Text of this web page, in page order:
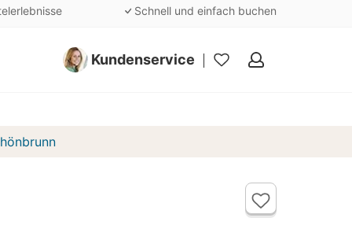
Schnell und einfach buchen
Kundenservice
Meine